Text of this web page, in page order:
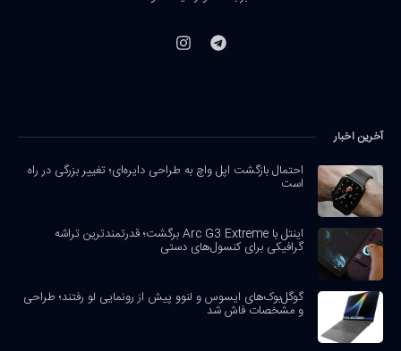
آخرین اخبار
احتمال بازگشت اپل واچ به طراحی دایره‌ای؛ تغییر بزرگی در راه
است
اینتل با Arc G3 Extreme برگشت؛ قدرتمندترین تراشه
گرافیکی برای کنسول‌های دستی
گوگل‌بوک‌های ایسوس و لنوو پیش از رونمایی لو رفتند؛ طراحی
و مشخصات فاش شد